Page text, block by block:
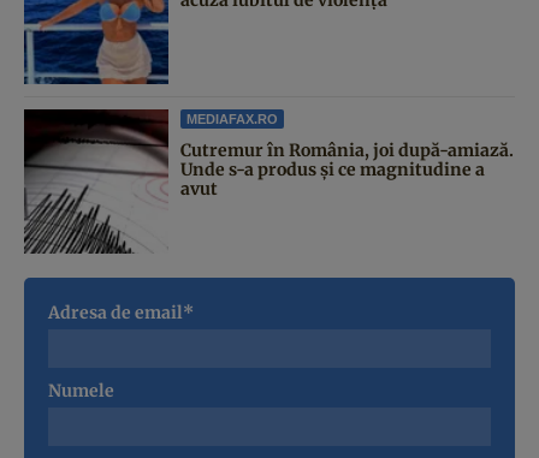
MEDIAFAX.RO
Cutremur în România, joi după-amiază.
Unde s-a produs și ce magnitudine a
avut
Adresa de email*
Numele